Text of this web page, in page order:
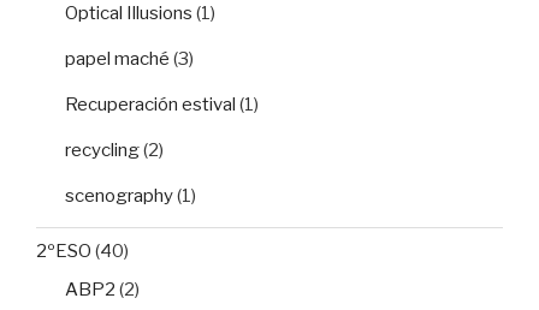
Optical Illusions (1)
papel maché (3)
Recuperación estival (1)
recycling(2)
scenography(1)
2ºESO (40)
ABP2 (2)